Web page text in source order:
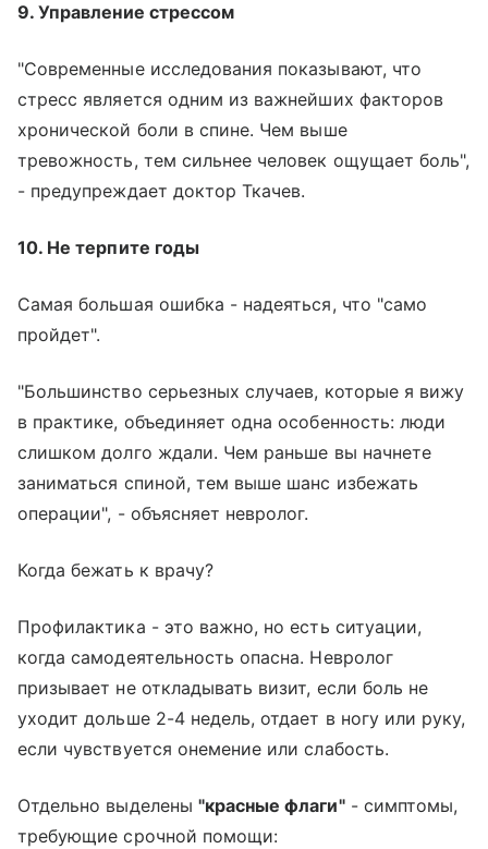
9. Управление стрессом
"Современные исследования показывают, что
стресс является одним из важнейших факторов
хронической боли в спине. Чем выше
тревожность, тем сильнее человек ощущает боль",
- предупреждает доктор Ткачев.
10. Не терпите годы
Самая большая ошибка - надеяться, что "само
пройдет".
"Большинство серьезных случаев, которые я вижу
в практике, объединяет одна особенность: люди
слишком долго ждали. Чем раньше вы начнете
заниматься спиной, тем выше шанс избежать
операции", - объясняет невролог.
Когда бежать к врачу?
Профилактика - это важно, но есть ситуации,
когда самодеятельность опасна. Невролог
призывает не откладывать визит, если боль не
уходит дольше 2-4 недель, отдает в ногу или руку,
если чувствуется онемение или слабость.
Отдельно выделены "красные флаги"- симптомы,
требующие срочной помощи: